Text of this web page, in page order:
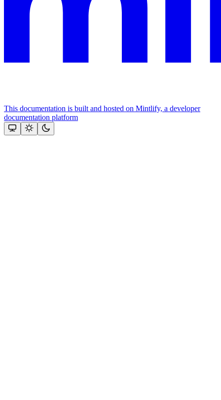
This documentation is built and hosted on Mintlify, a developer
documentation platform